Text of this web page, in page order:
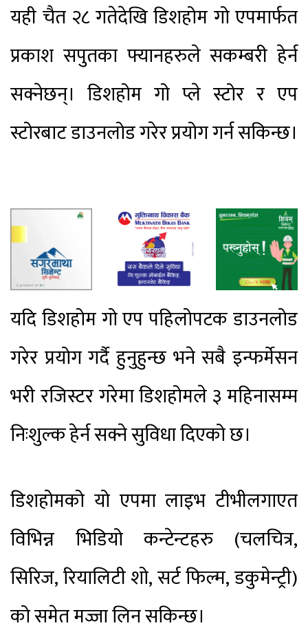
यही चैत २८ गतेदेखि डिशहोम गो एपमार्फत
प्रकाश सपुतका फ्यानहरुले सकम्बरी हेर्न
सक्नेछन्। डिशहोम गो प्ले स्टोर र एप
स्टोरबाट डाउनलोड गरेर प्रयोग गर्न सकिन्छ।
यदि डिशहोम गो एप पहिलोपटक डाउनलोड
गरेर प्रयोग गर्दै हुनुहुन्छ भने सबै इन्फर्मेसन
भरी रजिस्टर गरेमा डिशहोमले ३ महिनासम्म
निःशुल्क हेर्न सक्ने सुविधा दिएको छ।
डिशहोमको यो एपमा लाइभ टीभीलगाएत
विभिन्न भिडियो कन्टेन्टहरु (चलचित्र,
सिरिज, रियालिटी शो, सर्ट फिल्म, डकुमेन्ट्री)
को समेत मज्जा लिन सकिन्छ।